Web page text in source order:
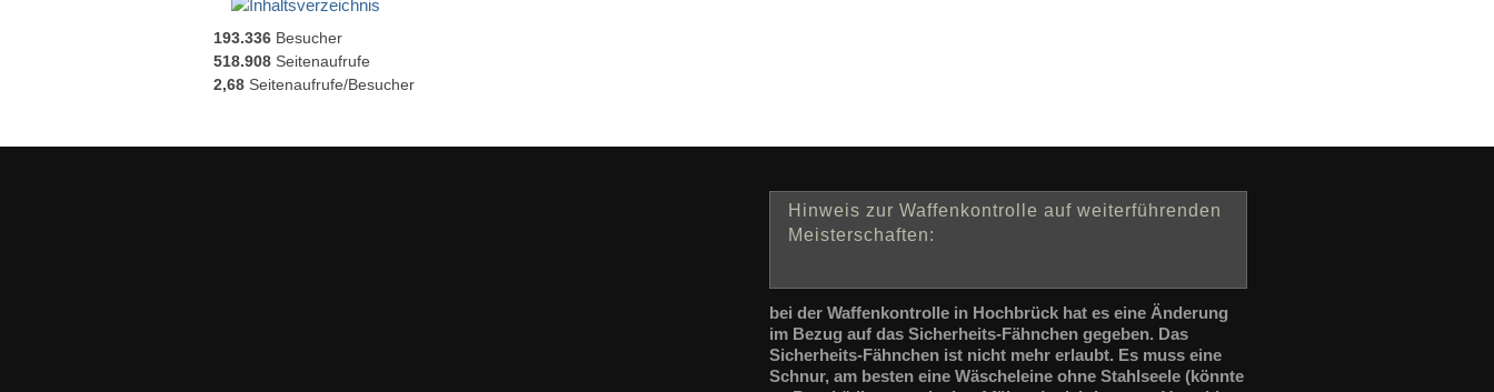
193.336 Besucher
518.908 Seitenaufrufe
2,68 Seitenaufrufe/Besucher
Hinweis zur Waffenkontrolle auf weiterführenden
Meisterschaften:
bei der Waffenkontrolle in Hochbrück hat es eine Änderung
im Bezug auf das Sicherheits-Fähnchen gegeben. Das
Sicherheits-Fähnchen ist nicht mehr erlaubt. Es muss eine
Schnur, am besten eine Wäscheleine ohne Stahlseele (könnte